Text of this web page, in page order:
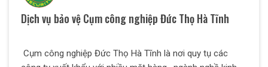
Dịch vụ bảo vệ Cụm công nghiệp Đức Thọ Hà Tĩnh
Cụm công nghiệp Đức Thọ Hà Tĩnh là nơi quy tụ các